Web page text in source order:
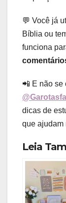
💬 Você já
Bíblia ou
funciona
📲 E não se
dicas de
que
Leia